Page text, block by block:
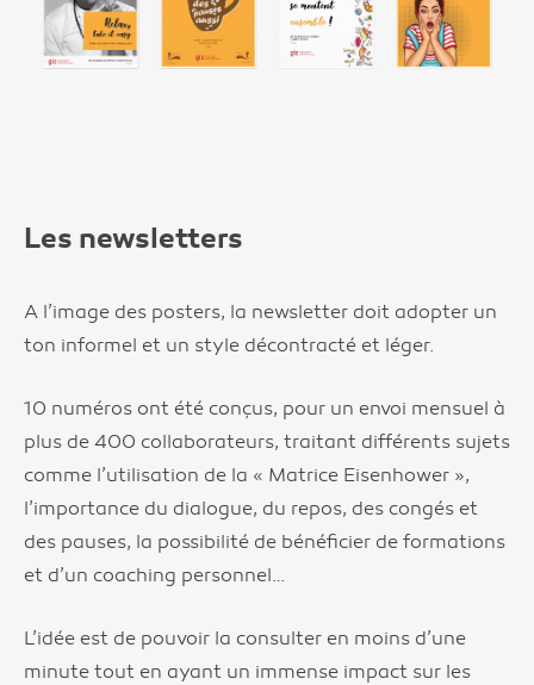
Les newsletters
A l’image des posters, la newsletter doit adopter un
ton informel et un style décontracté et léger.
10 numéros ont été conçus, pour un envoi mensuel à
plus de 400 collaborateurs, traitant différents sujets
comme l’utilisation de la « Matrice Eisenhower »,
l’importance du dialogue, du repos, des congés et
des pauses, la possibilité de bénéficier de formations
et d’un coaching personnel…
L’idée est de pouvoir la consulter en moins d’une
minute tout en ayant un immense impact sur les